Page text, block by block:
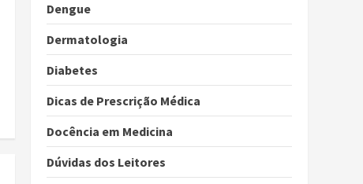
Dengue
Dermatologia
Diabetes
Dicas de Prescrição Médica
Docência em Medicina
Dúvidas dos Leitores